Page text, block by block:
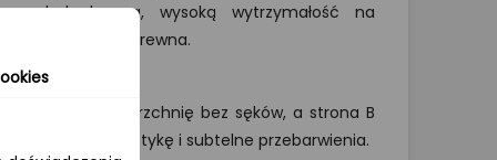
drewna, wysoką wytrzymałość na
strukturę drewna.
powierzchnię bez sęków, a strona B
kolorystykę i subtelne przebarwienia.